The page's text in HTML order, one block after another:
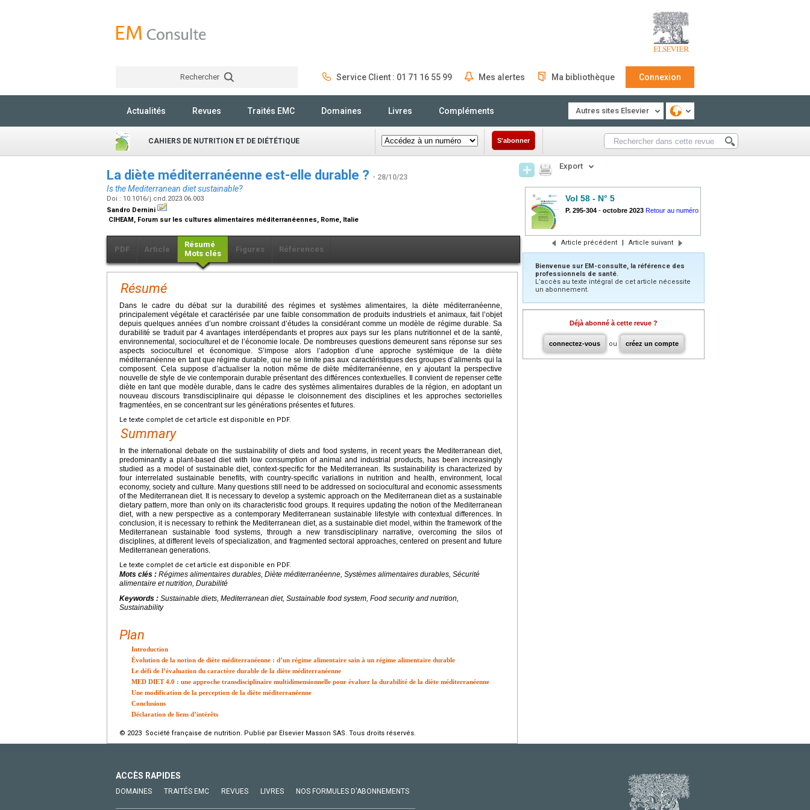
Rechercher Service Client : 01 71 16 55 99 Mes alertes Ma bibliothèque Connexion
Actualités Revues Traités EMC Domaines Livres Compléments Autres sites Elsevier
CAHIERS DE NUTRITION ET DE DIÉTÉTIQUE S'abonner
La diète méditerranéenne est-elle durable ? - 28/10/23
Is the Mediterranean diet sustainable?
Doi : 10.1016/j.cnd.2023.06.003
Sandro Dernini
CIHEAM, Forum sur les cultures alimentaires méditerranéennes, Rome, Italie
PDF Article
Résumé
Mots clés
Figures Références
Résumé
Dans le cadre du débat sur la durabilité des régimes et systèmes alimentaires, la diète méditerranéenne,
principalement végétale et caractérisée par une faible consommation de produits industriels et animaux, fait l’objet
depuis quelques années d’un nombre croissant d’études la considérant comme un modèle de régime durable. Sa
durabilité se traduit par 4 avantages interdépendants et propres aux pays sur les plans nutritionnel et de la santé,
environnemental, socioculturel et de l’économie locale. De nombreuses questions demeurent sans réponse sur ses
aspects socioculturel et économique. S’impose alors l’adoption d’une approche systémique de la diète
méditerranéenne en tant que régime durable, qui ne se limite pas aux caractéristiques des groupes d’aliments qui la
composent. Cela suppose d’actualiser la notion même de diète méditerranéenne, en y ajoutant la perspective
nouvelle de style de vie contemporain durable présentant des différences contextuelles. Il convient de repenser cette
diète en tant que modèle durable, dans le cadre des systèmes alimentaires durables de la région, en adoptant un
nouveau discours transdisciplinaire qui dépasse le cloisonnement des disciplines et les approches sectorielles
fragmentées, en se concentrant sur les générations présentes et futures.
Le texte complet de cet article est disponible en PDF.
Summary
In the international debate on the sustainability of diets and food systems, in recent years the Mediterranean diet,
predominantly a plant-based diet with low consumption of animal and industrial products, has been increasingly
studied as a model of sustainable diet, context-specific for the Mediterranean. Its sustainability is characterized by
four interrelated sustainable benefits, with country-specific variations in nutrition and health, environment, local
economy, society and culture. Many questions still need to be addressed on sociocultural and economic assessments
of the Mediterranean diet. It is necessary to develop a systemic approach on the Mediterranean diet as a sustainable
dietary pattern, more than only on its characteristic food groups. It requires updating the notion of the Mediterranean
diet, with a new perspective as a contemporary Mediterranean sustainable lifestyle with contextual differences. In
conclusion, it is necessary to rethink the Mediterranean diet, as a sustainable diet model, within the framework of the
Mediterranean sustainable food systems, through a new transdisciplinary narrative, overcoming the silos of
disciplines, at different levels of specialization, and fragmented sectoral approaches, centered on present and future
Mediterranean generations.
Le texte complet de cet article est disponible en PDF.
Mots clés : Régimes alimentaires durables, Diète méditerranéenne, Systèmes alimentaires durables, Sécurité
alimentaire et nutrition, Durabilité
Keywords : Sustainable diets, Mediterranean diet, Sustainable food system, Food security and nutrition,
Sustainability
Plan
Introduction
Évolution de la notion de diète méditerranéenne : d’un régime alimentaire sain à un régime alimentaire durable
Le défi de l’évaluation du caractère durable de la diète méditerranéenne
MED DIET 4.0 : une approche transdisciplinaire multidimensionnelle pour évaluer la durabilité de la diète méditerranéenne
Une modification de la perception de la diète méditerranéenne
Conclusions
Déclaration de liens d’intérêts
© 2023 Société française de nutrition. Publié par Elsevier Masson SAS. Tous droits réservés.
Export
Vol 58 - N° 5
P. 295-304 - octobre 2023 Retour au numéro
Article précédent | Article suivant
Bienvenue sur EM-consulte, la référence des
professionnels de santé.
L’accès au texte intégral de cet article nécessite
un abonnement.
Déjà abonné à cette revue ?
connectez-vous ou créez un compte
ACCÈS RAPIDES
DOMAINES TRAITÉS EMC REVUES LIVRES NOS FORMULES D'ABONNEMENTS